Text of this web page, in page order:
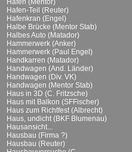
Hafen (Mentor)
Hafen-Teil (Reuter)
Hafenkran (Engel)
Halbe Brücke (Mentor Stab)
Halbes Auto (Matador)
Hammerwerk (Anker)
Hammerwerk (Paul Engel)
Handkarren (Matador)
Handwagen (And. Länder)
Handwagen (Div. VK)
Handwagen (Mentor Stab)
Haus in 3D (C. Fritzsche)
Haus mit Balkon (SFFischer)
Haus zum Richtfest (Albrecht)
Haus, undicht (BKF Blumenau)
Hausansicht...
Hausbau (Firma ?)
Hausbau (Reuter)